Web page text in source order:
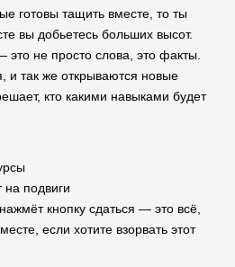
готовы тащить вместе, то ты
вы добьетесь больших высот.
не просто слова, это факты.
и так же открываются новые
кто какими навыками будет
на подвиги
кнопку сдаться — это всё,
если хотите взорвать этот